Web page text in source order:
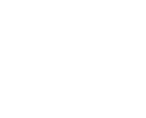
skal ta hensyn til
barnevernstjenesten
Dette innebærer at